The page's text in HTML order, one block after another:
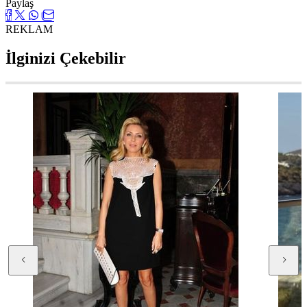
Paylaş
REKLAM
İlginizi Çekebilir